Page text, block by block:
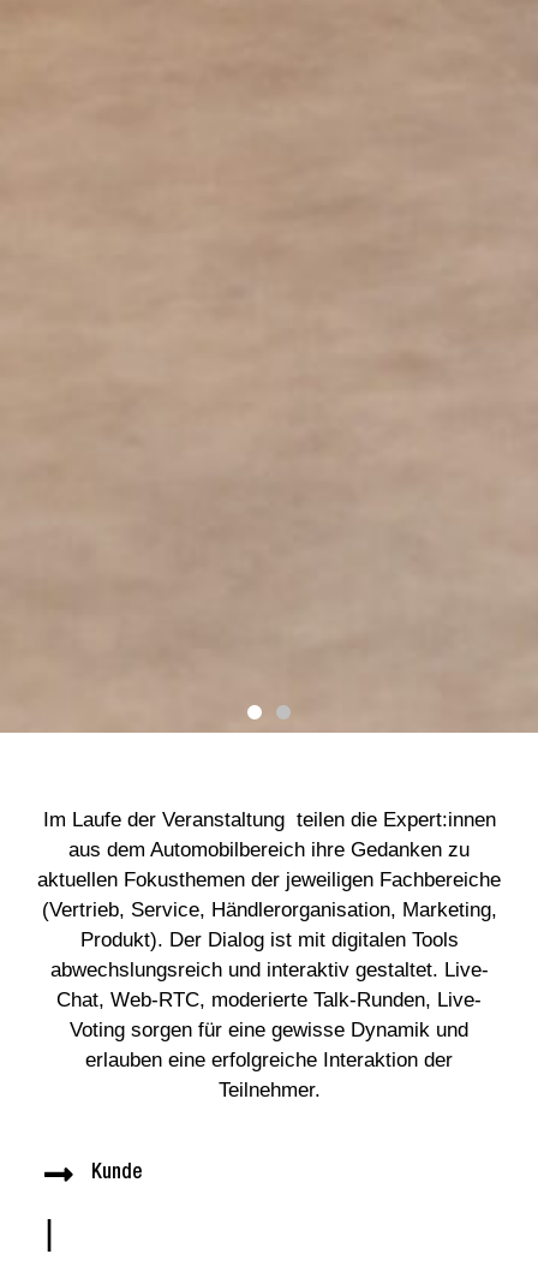
Im Laufe der Veranstaltung teilen die Expert:innen
aus dem Automobilbereich ihre Gedanken zu
aktuellen Fokusthemen der jeweiligen Fachbereiche
(Vertrieb, Service, Händlerorganisation, Marketing,
Produkt). Der Dialog ist mit digitalen Tools
abwechslungsreich und interaktiv gestaltet. Live-
Chat, Web-RTC, moderierte Talk-Runden, Live-
Voting sorgen für eine gewisse Dynamik und
erlauben eine erfolgreiche Interaktion der
Teilnehmer.
Kunde
|